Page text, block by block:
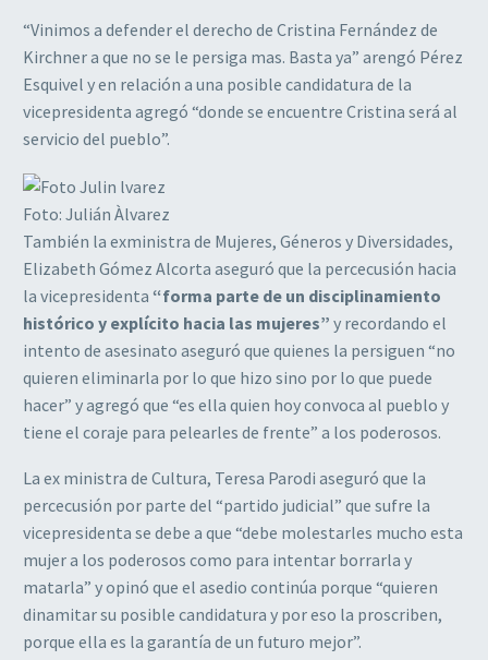
“Vinimos a defender el derecho de Cristina Fernández de
Kirchner a que no se le persiga mas. Basta ya” arengó Pérez
Esquivel y en relación a una posible candidatura de la
vicepresidenta agregó “donde se encuentre Cristina será al
servicio del pueblo”.
Foto: Julián Àlvarez
También la exministra de Mujeres, Géneros y Diversidades,
Elizabeth Gómez Alcorta aseguró que la percecusión hacia
la vicepresidenta “forma parte de un disciplinamiento
histórico y explícito hacia las mujeres” y recordando el
intento de asesinato aseguró que quienes la persiguen “no
quieren eliminarla por lo que hizo sino por lo que puede
hacer” y agregó que “es ella quien hoy convoca al pueblo y
tiene el coraje para pelearles de frente” a los poderosos.
La ex ministra de Cultura, Teresa Parodi aseguró que la
percecusión por parte del “partido judicial” que sufre la
vicepresidenta se debe a que “debe molestarles mucho esta
mujer a los poderosos como para intentar borrarla y
matarla” y opinó que el asedio continúa porque “quieren
dinamitar su posible candidatura y por eso la proscriben,
porque ella es la garantía de un futuro mejor”.